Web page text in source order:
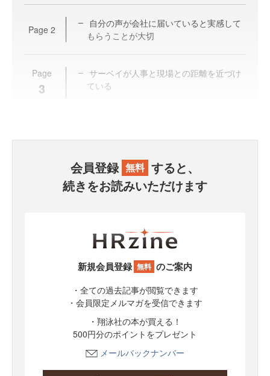
Page 2
自分の声が会社に届いていると実感して
もらうことが大切
Page
3
サーベイが人事と現場との距離を近づけ
ている
会員登録 無料 すると、
続きをお読みいただけます
新規会員登録 無料 のご案内
・全ての過去記事が閲覧できます
・会員限定メルマガを受信できます
・翔泳社の本が買える！
500円分のポイントをプレゼント
メールバックナンバー